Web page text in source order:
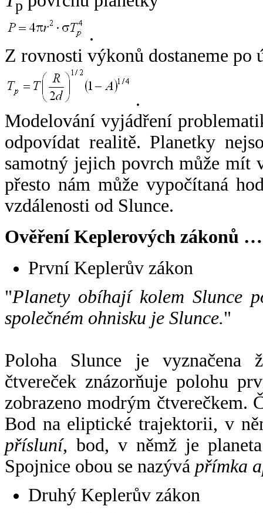
p
.
Z rovnosti výkonů dostaneme po
.
Modelování vyjádření
odpovídat realitě. Planetky
samotný jejich povrch může mít
přesto nám může vypočítaná
vzdálenosti od Slunce.
Ověření Keplerových zákonů …
První Keplerův zákon
"Planety obíhají kolem Slunce
společném ohnisku je Slunce."
Poloha Slunce je vyznačena
čtvereček znázorňuje polohu
zobrazeno modrým čtverečkem.
Bod na eliptické trajektorii, v
přísluní, bod, v němž je
Spojnice obou se nazývá přímka
Druhý Keplerův zákon